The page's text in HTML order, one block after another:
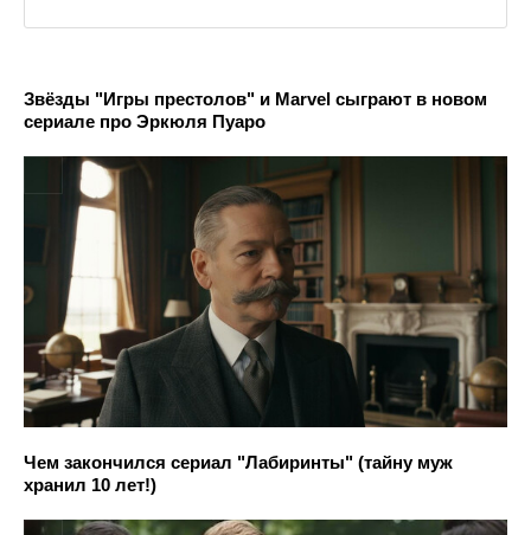
Звёзды "Игры престолов" и Marvel сыграют в новом
сериале про Эркюля Пуаро
Чем закончился сериал "Лабиринты" (тайну муж
хранил 10 лет!)